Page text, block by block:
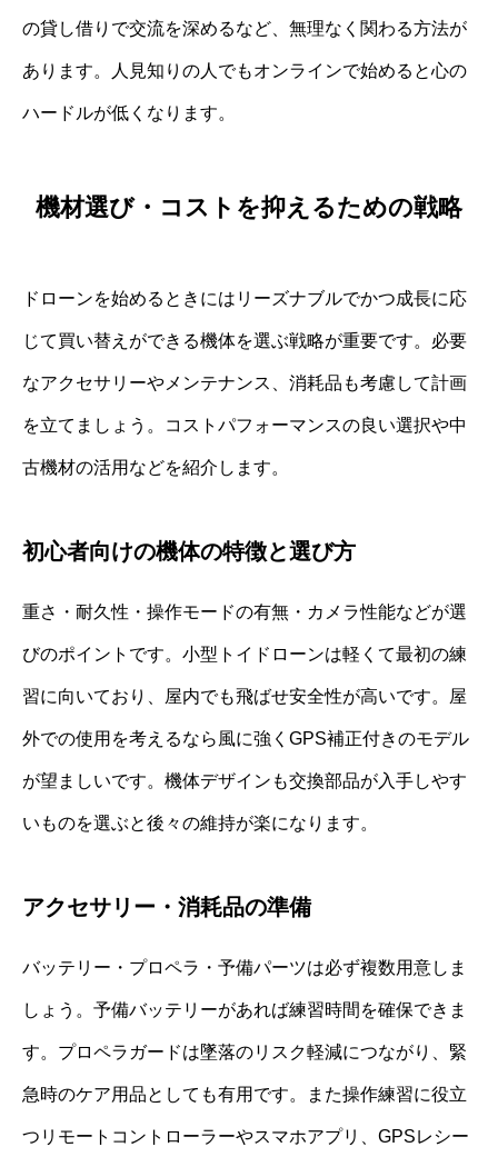
の貸し借りで交流を深めるなど、無理なく関わる方法が
あります。人見知りの人でもオンラインで始めると心の
ハードルが低くなります。
機材選び・コストを抑えるための戦略
ドローンを始めるときにはリーズナブルでかつ成長に応
じて買い替えができる機体を選ぶ戦略が重要です。必要
なアクセサリーやメンテナンス、消耗品も考慮して計画
を立てましょう。コストパフォーマンスの良い選択や中
古機材の活用などを紹介します。
初心者向けの機体の特徴と選び方
重さ・耐久性・操作モードの有無・カメラ性能などが選
びのポイントです。小型トイドローンは軽くて最初の練
習に向いており、屋内でも飛ばせ安全性が高いです。屋
外での使用を考えるなら風に強くGPS補正付きのモデル
が望ましいです。機体デザインも交換部品が入手しやす
いものを選ぶと後々の維持が楽になります。
アクセサリー・消耗品の準備
バッテリー・プロペラ・予備パーツは必ず複数用意しま
しょう。予備バッテリーがあれば練習時間を確保できま
す。プロペラガードは墜落のリスク軽減につながり、緊
急時のケア用品としても有用です。また操作練習に役立
つリモートコントローラーやスマホアプリ、GPSレシー